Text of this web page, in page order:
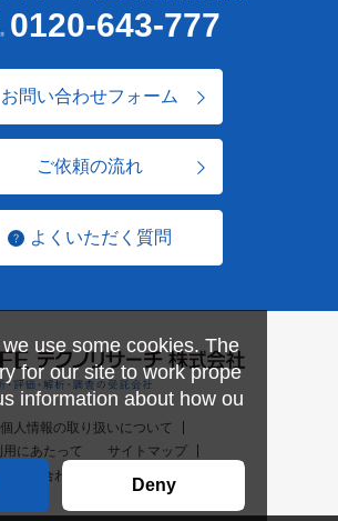
0120-643-777
お問い合わせフォーム
ご依頼の流れ
よくいただく質問
個人情報の取り扱いについて
用にあたって
サイトマップ
お問い合わせ一覧
English
use some cookies. The
for our site to work prope
information about how ou
Deny